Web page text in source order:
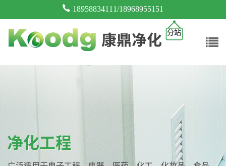
18958834111/18968955151
分站